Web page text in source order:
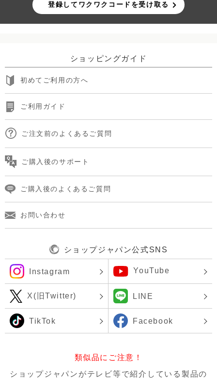
登録してワクワクコードを受け取る
ショッピングガイド
初めてご利用の方へ
ご利用ガイド
ご注文前のよくあるご質問
ご購入後のサポート
ご購入後のよくあるご質問
お問い合わせ
ショップジャパン公式SNS
Instagram YouTube
X(旧Twitter) LINE
TikTok Facebook
類似品にご注意！
ショップジャパンがテレビ等で紹介している製品の